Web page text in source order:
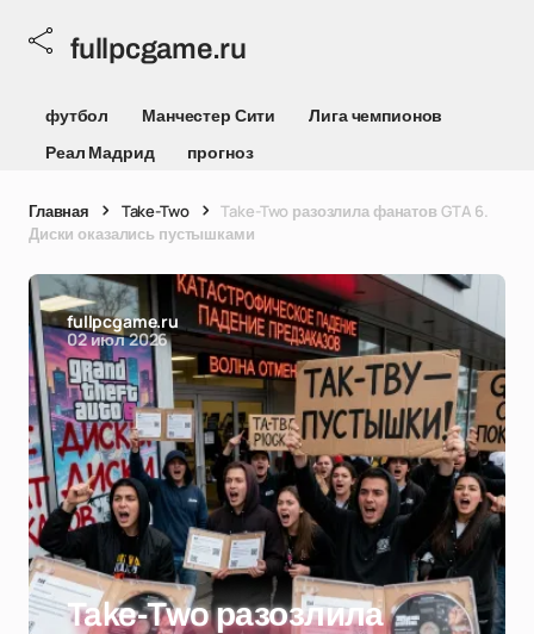
fullpcgame.ru
футбол Манчестер Сити
Лига чемпионов
Реал Мадрид
прогноз
Главная Take-Two
Take-Two разозлила фанатов GTA 6.
Диски оказались пустышками
fullpcgame.ru
02 июл 2026
Take-Two разозлила